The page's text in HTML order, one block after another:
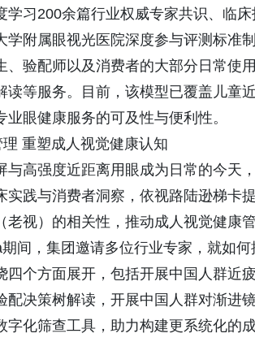
学习200余篇行业权威专家共识、临
学附属眼视光医院深度参与评测标准
、验配师以及消费者的大部分日常使
读等服务。目前，该模型已覆盖儿童
业眼健康服务的可及性与便利性。
重塑成人视觉健康认知
与高强度近距离用眼成为日常的今天
实践与消费者洞察，依视路陆逊梯卡
老视）的相关性，推动成人视觉健康
间，集团邀请多位行业专家，就如
四个方面展开，包括开展中国人群近
配决策树解读，开展中国人群对渐进
字化筛查工具，助力构建更系统化的